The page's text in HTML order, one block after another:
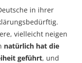
in ihrer
vielleicht neigen
natürlich hat die
geführt, und